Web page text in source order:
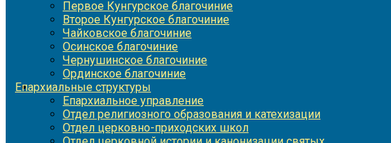
Первое Кунгурское благочиние
Второе Кунгурское благочиние
Чайковское благочиние
Осинское благочиние
Чернушинское благочиние
Ординское благочиние
Епархиальные структуры
Епархиальное управление
Отдел религиозного образования и катехизации
Отдел церковно-приходских школ